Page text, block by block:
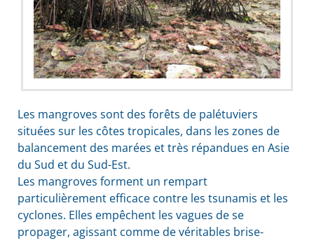
Les mangroves sont des forêts de palétuviers
situées sur les côtes tropicales, dans les zones de
balancement des marées et très répandues en Asie
du Sud et du Sud-Est.
Les mangroves forment un rempart
particulièrement efficace contre les tsunamis et les
cyclones. Elles empêchent les vagues de se
propager, agissant comme de véritables brise-